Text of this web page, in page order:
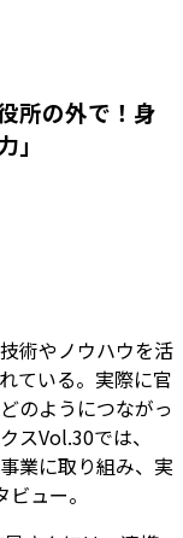
所の外で！身
術やノウハウを活
ている。実際に官
のようにつながっ
Vol.30では、
業に取り組み、実
ュー。